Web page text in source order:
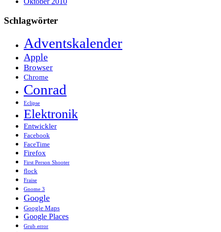
Schlagwörter
Adventskalender
Apple
Browser
Chrome
Conrad
Eclipse
Elektronik
Entwickler
Facebook
FaceTime
Firefox
First Person Shooter
flock
Fraise
Gnome 3
Google
Google Maps
Google Places
Grub error